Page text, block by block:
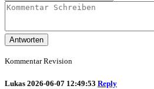
Antworten
Kommentar Revision
Lukas 2026-06-07 12:49:53 Reply